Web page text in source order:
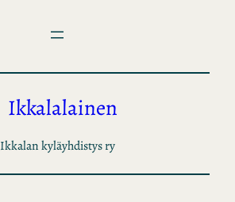
Ikkalalainen
Ikkalan kyläyhdistys ry